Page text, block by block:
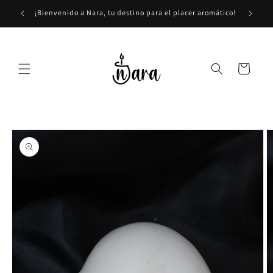
directamente
¡Bienvenido a Nara, tu destino para el placer aromático!
Carrito
directamente
a la
información